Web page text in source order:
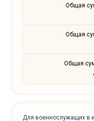
Общая
Общая
Общая
Для военнослужащих в